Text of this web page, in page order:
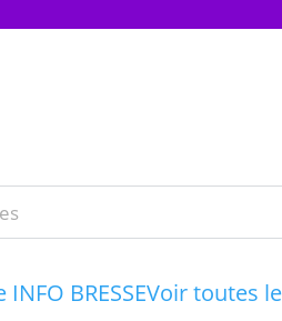
BRESSEVoir toutes